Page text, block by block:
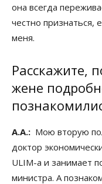
она всегда
честно признаться,
меня.
Расскажите,
жене
А.А.: Мою вторую
доктор
ULIM-а и занимает
министра. А